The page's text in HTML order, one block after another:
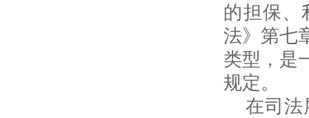
的担保、
法》第七
类型，是
规定。
在司法